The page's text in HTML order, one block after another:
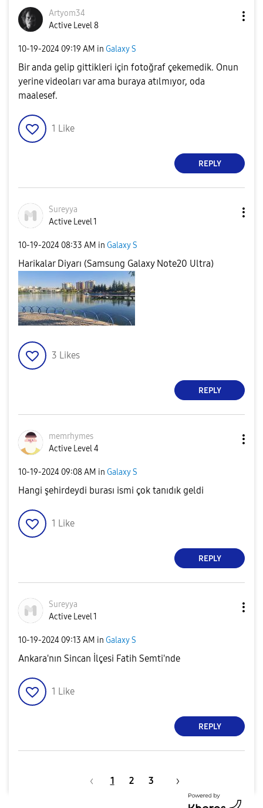
Artyom34
Active Level 8
‎10-19-2024 09:19 AM in Galaxy S
Bir anda gelip gittikleri için fotoğraf çekemedik. Onun
yerine videoları var ama buraya atılmıyor, oda
maalesef.
1 Like
REPLY
Sureyya
Active Level 1
‎10-19-2024 08:33 AM in Galaxy S
Harikalar Diyarı (Samsung Galaxy Note20 Ultra)
3 Likes
REPLY
memrhymes
Active Level 4
‎10-19-2024 09:08 AM in Galaxy S
Hangi şehirdeydi burası ismi çok tanıdık geldi
1 Like
REPLY
Sureyya
Active Level 1
‎10-19-2024 09:13 AM in Galaxy S
Ankara'nın Sincan İlçesi Fatih Semti'nde
1 Like
REPLY
1 2 3